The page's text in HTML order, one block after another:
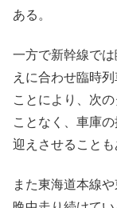
ある。
一方で新幹線で
えに合わせ臨時
ことにより、次
ことなく、車庫
迎えさせることも
また東海道本線